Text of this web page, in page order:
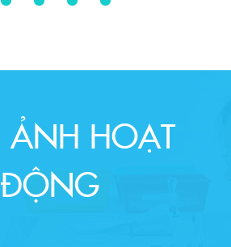
ẢNH HOẠT
ĐỘNG